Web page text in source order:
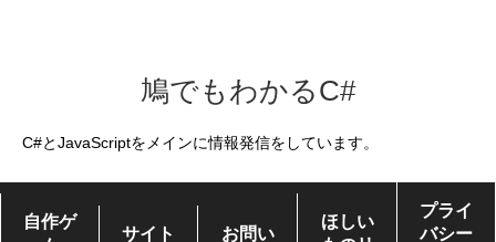
鳩でもわかるC#
C#とJavaScriptをメインに情報発信をしています。
自作ゲ
サイト
お問い
ほしい
プライ
バシー